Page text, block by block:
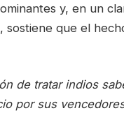
y, en un
sostiene que el
de tratar indios
por sus